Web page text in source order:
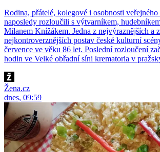
Rodina, přátelé, kolegové i osobnosti
naposledy rozloučili s výtvarníkem,
Milanem Knížákem. Jedna z nejvýraznějších a
nejkontroverznějších postav české kulturní
července ve věku 86 let. Poslední rozloučení
hodin ve Velké obřadní síni krematoria v
Žena.cz
dnes, 09:59